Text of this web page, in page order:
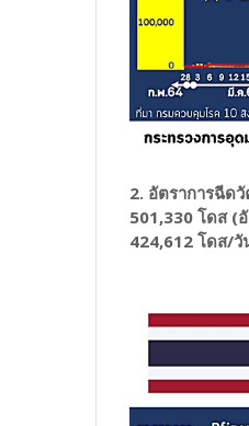
2. อัตราการฉีด
501,330 โดส (
424,612 โดส/วั